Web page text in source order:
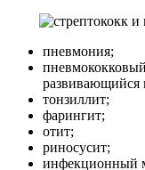
пневмония;
развивающийся
тонзиллит;
фарингит;
отит;
риносусит;
инфекционный